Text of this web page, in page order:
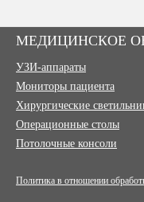
МЕДИЦИНСКОЕ
УЗИ-аппараты
Мониторы пациента
Хирургические
Операционные столы
Потолочные консоли
Политика в отношении